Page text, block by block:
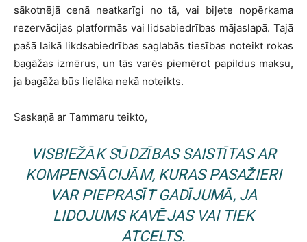
sākotnējā cenā neatkarīgi no tā, vai biļete nopērkama
rezervācijas platformās vai lidsabiedrības mājaslapā. Tajā
pašā laikā likdsabiedrības saglabās tiesības noteikt rokas
bagāžas izmērus, un tās varēs piemērot papildus maksu,
ja bagāža būs lielāka nekā noteikts.
Saskaņā ar Tammaru teikto,
VISBIEŽĀK SŪDZĪBAS SAISTĪTAS AR
KOMPENSĀCIJĀM, KURAS PASAŽIERI
VAR PIEPRASĪT GADĪJUMĀ, JA
LIDOJUMS KAVĒJAS VAI TIEK
ATCELTS.